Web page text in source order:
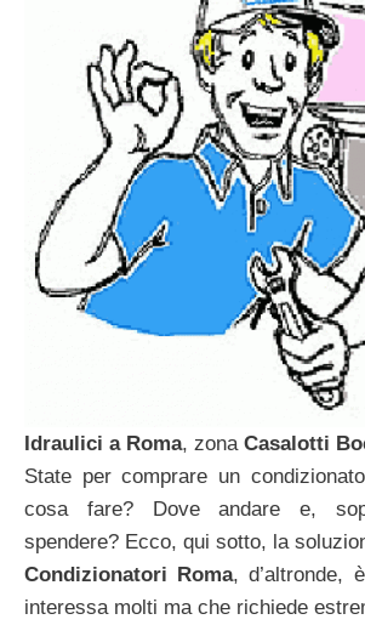
Idraulici a Roma, zonaCasalotti
State per comprare un
cosa fare? Dove andare e,
spendere? Ecco, qui sotto, la
Condizionatori Roma, d’altronde,
interessa molti ma che richiede